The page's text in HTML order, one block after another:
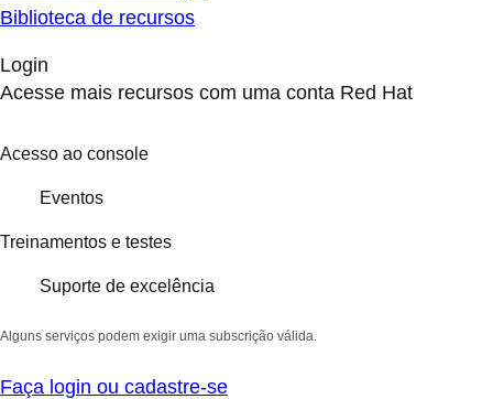
Biblioteca de recursos
Login
Acesse mais recursos com uma conta Red Hat
Acesso ao console
Eventos
Treinamentos e testes
Suporte de excelência
Alguns serviços podem exigir uma subscrição válida.
Faça login ou cadastre-se